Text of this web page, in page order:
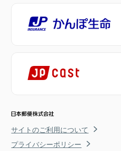
サイトのご利用について
プライバシーポリシー